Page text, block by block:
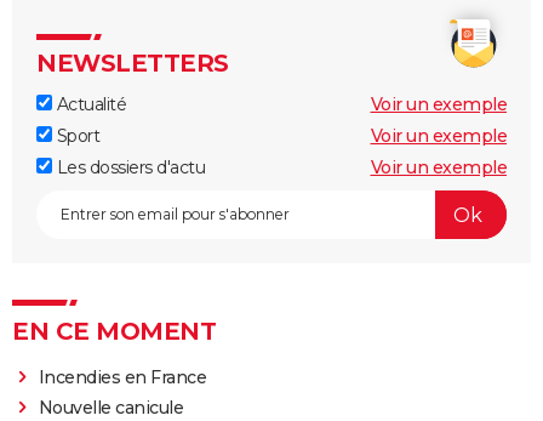
NEWSLETTERS
Actualité
Voir un exemple
Sport
Voir un exemple
Les dossiers d'actu
Voir un exemple
EN CE MOMENT
Incendies en France
Nouvelle canicule